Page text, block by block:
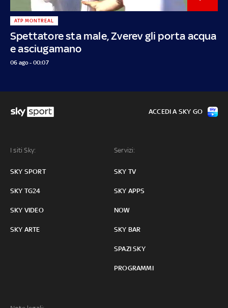
Spettatore sta male, Zverev gli porta acqua
e asciugamano
ATP MONTREAL
06 ago - 00:07
I siti Sky:
SKY SPORT
SKY TG24
SKY VIDEO
SKY ARTE
Servizi:
SKY TV
SKY APPS
NOW
SKY BAR
SPAZI SKY
PROGRAMMI
ACCEDI A SKY GO